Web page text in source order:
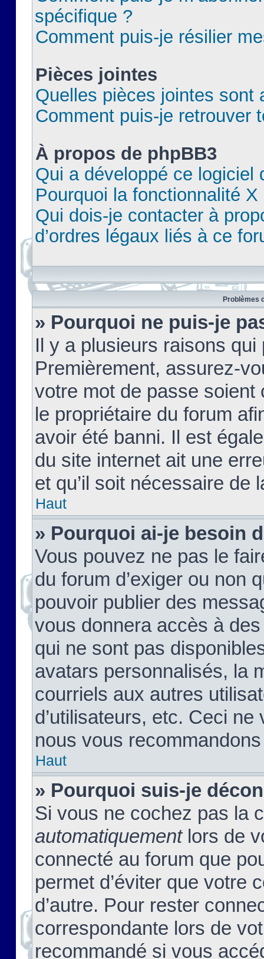
spécifique ?
Comment puis-je résilier
Pièces jointes
Quelles pièces jointes sont
Comment puis-je retrouver
À propos de phpBB3
Qui a développé ce logiciel
Pourquoi la fonctionnalité X
Qui dois-je contacter à
d’ordres légaux liés à ce
Problèmes
» Pourquoi ne puis-je
Il y a plusieurs raisons
Premièrement, assurez-
votre mot de passe soient
le propriétaire du forum
avoir été banni. Il est
du site internet ait une
et qu’il soit nécessaire de
Haut
» Pourquoi ai-je besoin
Vous pouvez ne pas le
du forum d’exiger ou non
pouvoir publier des
vous donnera accès à
qui ne sont pas
avatars personnalisés, la
courriels aux autres
d’utilisateurs, etc. Ceci
nous vous
Haut
» Pourquoi suis-je
Si vous ne cochez pas la
automatiquementlors de
connecté au forum que
permet d’éviter que votre
d’autre. Pour rester
correspondante lors de
recommandé si vous